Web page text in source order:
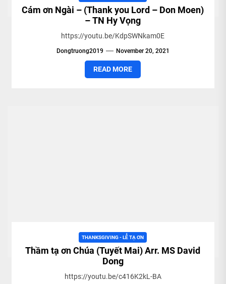
Cám ơn Ngài – (Thank you Lord – Don Moen)
– TN Hy Vọng
https://youtu.be/KdpSWNkam0E
Dongtruong2019 November 20, 2021
READ MORE
THANKSGIVING - LỄ TẠ ƠN
Thầm tạ ơn Chúa (Tuyết Mai) Arr. MS David
Dong
https://youtu.be/c416K2kL-BA